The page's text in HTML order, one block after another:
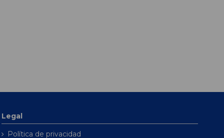
Legal
Política de privacidad